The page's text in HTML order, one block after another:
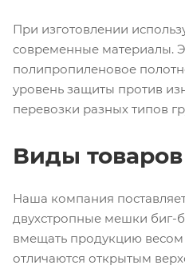
При изготовлении
современные материалы.
полипропиленовое
уровень защиты против
перевозки разных типов
Виды товаров
Наша компания
двухстропные мешки биг-
вмещать продукцию весом
отличаются открытым